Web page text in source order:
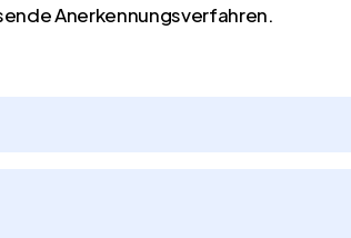
Anerkennungsverfahren.